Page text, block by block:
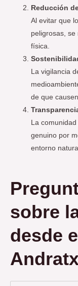
Reducción
Al evitar que
peligrosas, se
física.
La vigilancia
de que
La
genuino por
entorno
sobre
desde